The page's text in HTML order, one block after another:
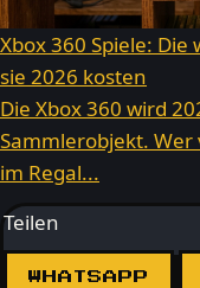
Xbox 360 Spiele:
sie 2026 kosten
Die Xbox 360 wird
Sammlerobjekt. Wer
im Regal...
Teilen
WHATSAPP